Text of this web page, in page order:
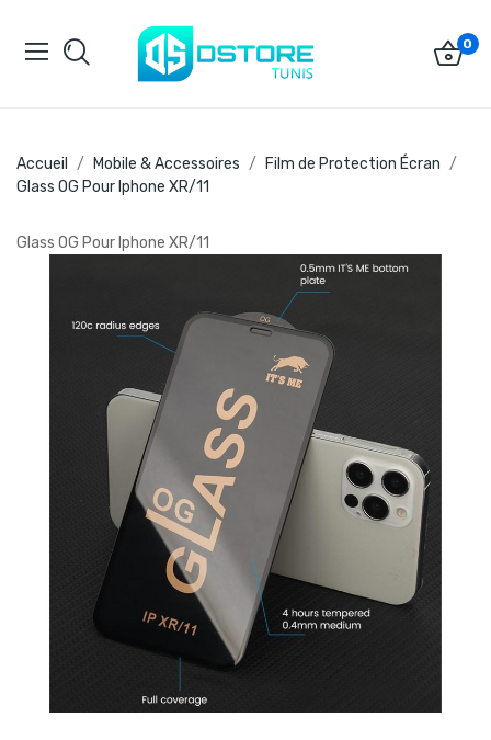
0
Accueil Mobile & Accessoires
Film de Protection Écran
Glass OG Pour Iphone XR/11
Glass OG Pour Iphone XR/11